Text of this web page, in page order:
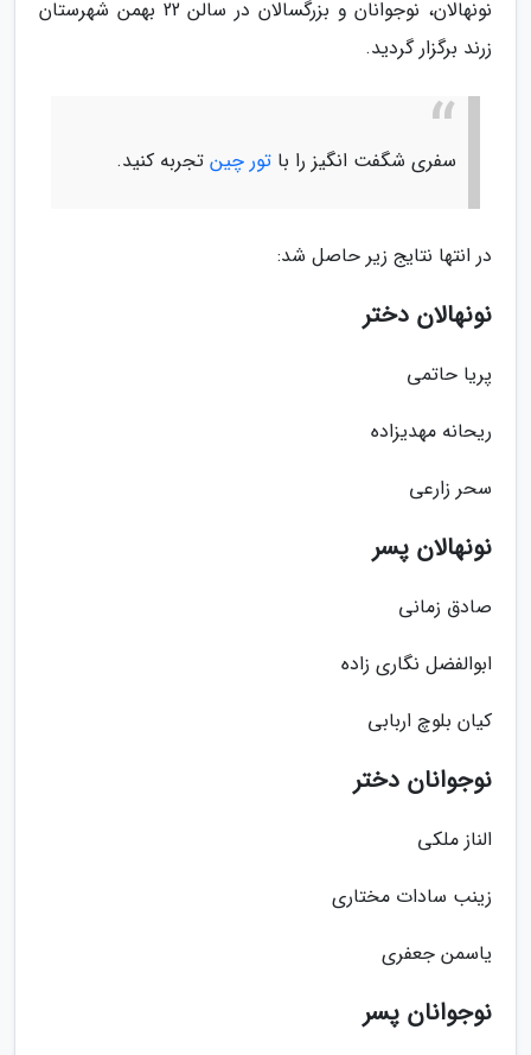
نونهالان، نوجوانان و بزرگسالان در سالن 22 بهمن شهرستان
زرند برگزار گردید.
سفری شگفت انگیز را با تور چین تجربه کنید.
در انتها نتایج زیر حاصل شد:
نونهالان دختر
پریا حاتمی
ریحانه مهدیزاده
سحر زارعی
نونهالان پسر
صادق زمانی
ابوالفضل نگاری زاده
کیان بلوچ اربابی
نوجوانان دختر
الناز ملکی
زینب سادات مختاری
یاسمن جعفری
نوجوانان پسر